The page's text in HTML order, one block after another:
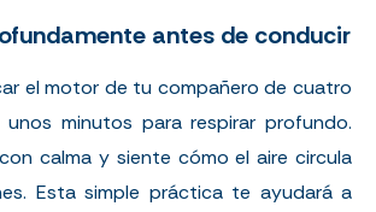
antes de conducir
el motor de tu compañero de cuatro
minutos para respirar profundo.
calma y siente cómo el aire circula
Esta simple práctica te ayudará a